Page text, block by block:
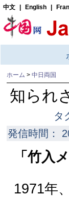
ホーム > 中日両国
知られ
タ
発信時間：
「竹入
1971年